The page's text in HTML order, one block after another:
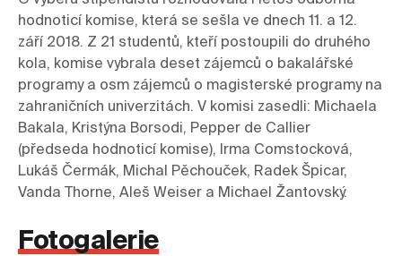
hodnoticí komise, která se sešla ve dnech 11. a 12.
září 2018. Z 21 studentů, kteří postoupili do druhého
kola, komise vybrala deset zájemců o bakalářské
programy a osm zájemců o magisterské programy na
zahraničních univerzitách. V komisi zasedli: Michaela
Bakala, Kristýna Borsodi, Pepper de Callier
(předseda hodnoticí komise), Irma Comstocková,
Lukáš Čermák, Michal Pěchouček, Radek Špicar,
Vanda Thorne, Aleš Weiser a Michael Žantovský.
Fotogalerie